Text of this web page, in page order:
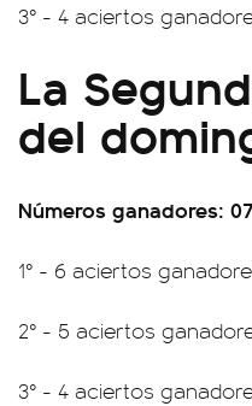
3° - 4 aciertos
La
del
Números ganadores:
1° - 6 aciertos
2° - 5 aciertos
3° - 4 aciertos